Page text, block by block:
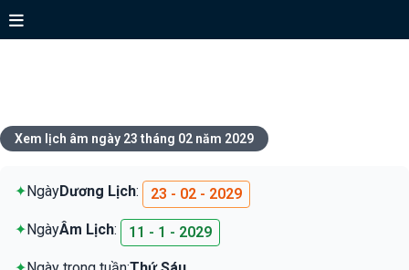
Xem lịch âm ngày 23 tháng 02 năm 2029
✦NgàyDương Lịch: 23 - 02 - 2029
✦NgàyÂm Lịch: 11 - 1 - 2029